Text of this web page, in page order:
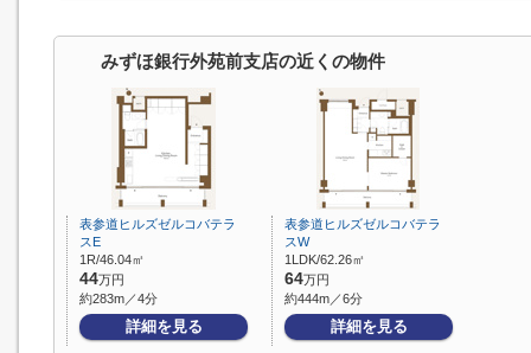
みずほ銀行外苑前支店の近くの物件
表参道ヒルズゼルコバテラ
スE
1R/46.04㎡
44万円
約283m／4分
詳細を見る
表参道ヒルズゼルコバテラ
スW
1LDK/62.26㎡
64万円
約444m／6分
詳細を見る